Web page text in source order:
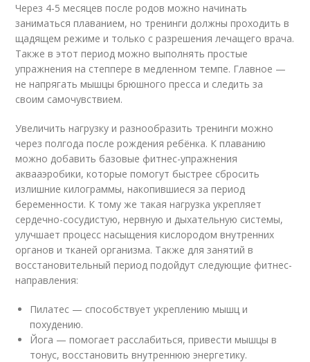
Через 4-5 месяцев после родов можно начинать
заниматься плаванием, но тренинги должны проходить в
щадящем режиме и только с разрешения лечащего врача.
Также в этот период можно выполнять простые
упражнения на степпере в медленном темпе. Главное —
не напрягать мышцы брюшного пресса и следить за
своим самочувствием.
Увеличить нагрузку и разнообразить тренинги можно
через полгода после рождения ребёнка. К плаванию
можно добавить базовые фитнес-упражнения
аквааэробики, которые помогут быстрее сбросить
излишние килограммы, накопившиеся за период
беременности. К тому же такая нагрузка укрепляет
сердечно-сосудистую, нервную и дыхательную системы,
улучшает процесс насыщения кислородом внутренних
органов и тканей организма. Также для занятий в
восстановительный период подойдут следующие фитнес-
направления:
Пилатес — способствует укреплению мышц и
похудению.
Йога — помогает расслабиться, привести мышцы в
тонус, восстановить внутреннюю энергетику.